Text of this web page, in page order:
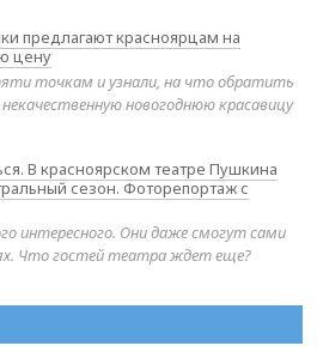
предлагают красноярцам на
цену
точкам и узнали, на что обратить
новогоднюю красавицу
В красноярском театре Пушкина
сезон. Фоторепортаж с
интересного. Они даже смогут сами
Что гостей театра ждет еще?